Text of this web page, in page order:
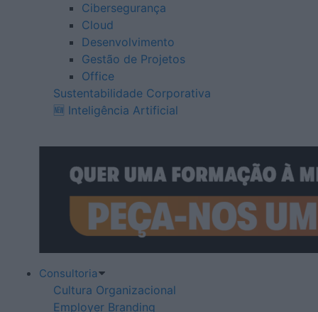
Cibersegurança
Cloud
Desenvolvimento
Gestão de Projetos
Office
Sustentabilidade Corporativa
🆕 Inteligência Artificial
Consultoria
Cultura Organizacional
Employer Branding